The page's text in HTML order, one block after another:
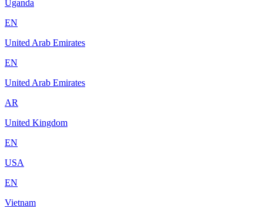
Uganda
EN
United Arab Emirates
EN
United Arab Emirates
AR
United Kingdom
EN
USA
EN
Vietnam